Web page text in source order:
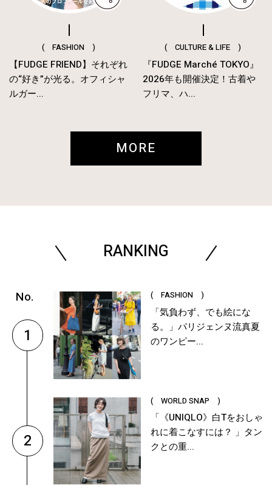
( FASHION )
【FUDGE FRIEND】それぞれ
の“好き”が光る。オフィシャ
ルガー...
( CULTURE & LIFE )
『FUDGE Marché TOKYO』
2026年も開催決定！古着や
フリマ、ハ...
MORE
RANKING
1
( FASHION )
「気負わず、でも絵にな
る。」パリジェンヌ流真夏
のワンピー...
2
( WORLD SNAP )
「《UNIQLO》白Tをおしゃ
れに着こなすには？ 」タン
クとの重...